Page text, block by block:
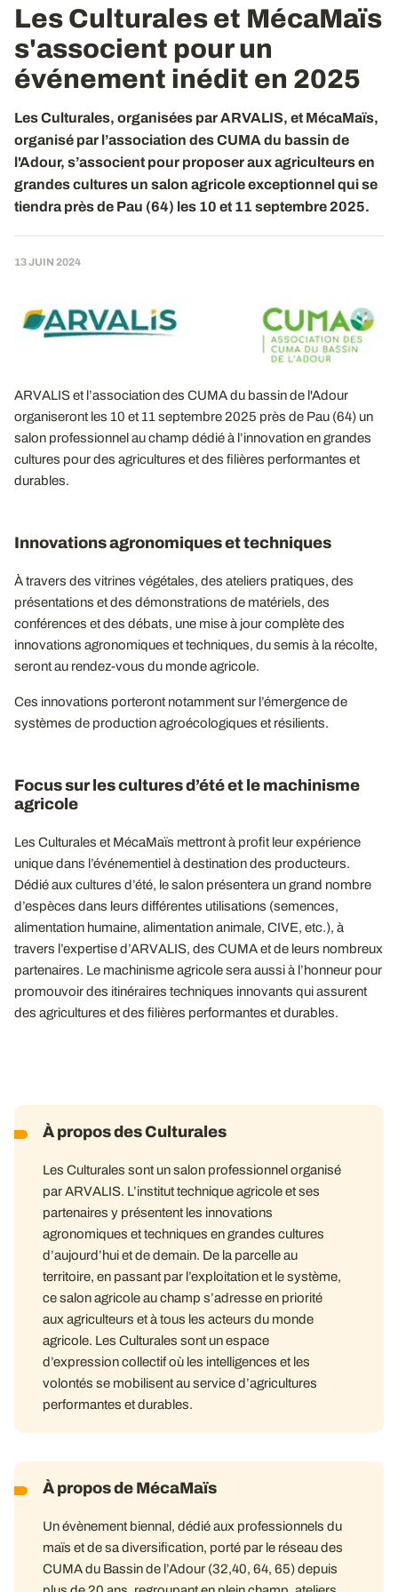
Les Culturales et MécaMaïs
s'associent pour un
événement inédit en 2025
Les Culturales, organisées par ARVALIS, et MécaMaïs,
organisé par l’association des CUMA du bassin de
l'Adour, s’associent pour proposer aux agriculteurs en
grandes cultures un salon agricole exceptionnel qui se
tiendra près de Pau (64) les 10 et 11 septembre 2025.
13 JUIN 2024
ARVALIS et l’association des CUMA du bassin de l'Adour
organiseront les 10 et 11 septembre 2025 près de Pau (64) un
salon professionnel au champ dédié à l’innovation en grandes
cultures pour des agricultures et des filières performantes et
durables.
Innovations agronomiques et techniques
À travers des vitrines végétales, des ateliers pratiques, des
présentations et des démonstrations de matériels, des
conférences et des débats, une mise à jour complète des
innovations agronomiques et techniques, du semis à la récolte,
seront au rendez-vous du monde agricole.
Ces innovations porteront notamment sur l’émergence de
systèmes de production agroécologiques et résilients.
Focus sur les cultures d’été et le machinisme
agricole
Les Culturales et MécaMaïs mettront à profit leur expérience
unique dans l’événementiel à destination des producteurs.
Dédié aux cultures d’été, le salon présentera un grand nombre
d’espèces dans leurs différentes utilisations (semences,
alimentation humaine, alimentation animale, CIVE, etc.), à
travers l’expertise d’ARVALIS, des CUMA et de leurs nombreux
partenaires. Le machinisme agricole sera aussi à l’honneur pour
promouvoir des itinéraires techniques innovants qui assurent
des agricultures et des filières performantes et durables.
À propos des Culturales
Les Culturales sont un salon professionnel organisé
par ARVALIS. L’institut technique agricole et ses
partenaires y présentent les innovations
agronomiques et techniques en grandes cultures
d’aujourd’hui et de demain. De la parcelle au
territoire, en passant par l’exploitation et le système,
ce salon agricole au champ s’adresse en priorité
aux agriculteurs et à tous les acteurs du monde
agricole. Les Culturales sont un espace
d’expression collectif où les intelligences et les
volontés se mobilisent au service d’agricultures
performantes et durables.
À propos de MécaMaïs
Un évènement biennal, dédié aux professionnels du
maïs et de sa diversification, porté par le réseau des
CUMA du Bassin de l’Adour (32,40, 64, 65) depuis